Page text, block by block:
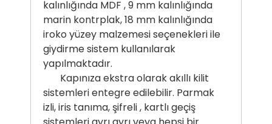
kalınlığında MDF , 9 mm kalınlığında
marin kontrplak, 18 mm kalınlığında
iroko yüzey malzemesi seçenekleri ile
giydirme sistem kullanılarak
yapılmaktadır.
Kapınıza ekstra olarak akıllı kilit
sistemleri entegre edilebilir. Parmak
izli, iris tanıma, şifreli , kartlı geçiş